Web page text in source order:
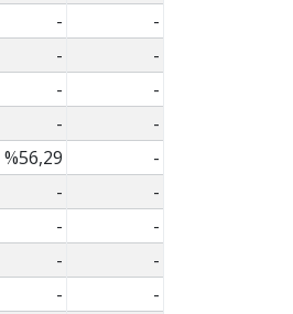
-
-
-
-
-
-
-
-
%56,29
-
-
-
-
-
-
-
-
-